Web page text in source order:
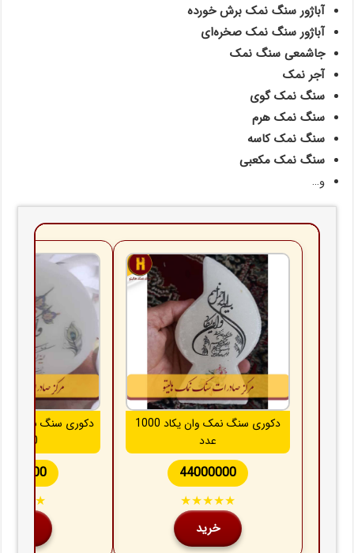
آباژور سنگ نمک برش خورده
آباژور سنگ نمک صخره‌ای
جاشمعی سنگ نمک
آجر نمک
سنگ نمک گوی
سنگ نمک هرم
سنگ نمک کاسه
سنگ نمک مکعبی
و…
دکوری سنگ نمک وان یکاد 1000
عدد
44000000
★★★★★
خرید
دکوری سنگ نمک وان
100 عدد